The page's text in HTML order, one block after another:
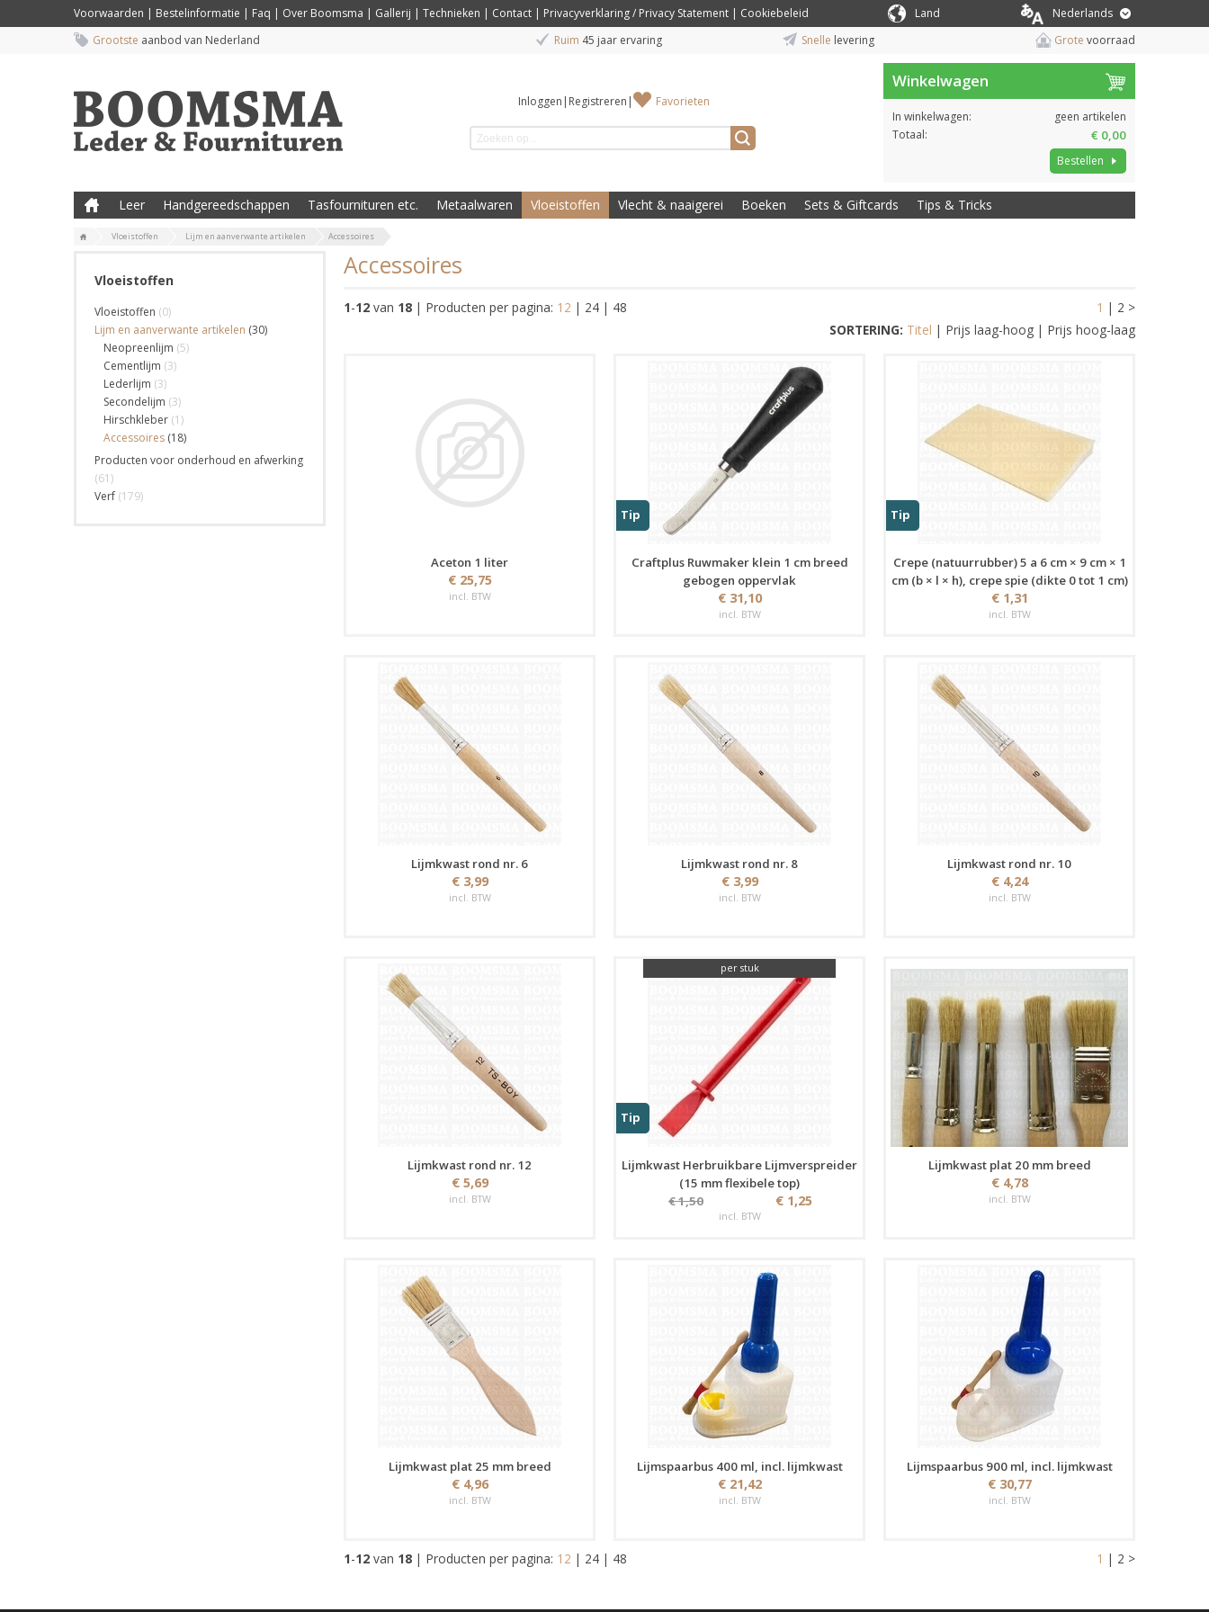
Voorwaarden | Bestelinformatie | Faq | Over Boomsma | Gallerij | Technieken | Contact | Privacyverklaring / Privacy Statement | Cookiebeleid Land
Nederlands
Grootste aanbod van Nederland Ruim 45 jaar ervaring Snelle levering Grote voorraad
Inloggen | Registreren | Favorieten
Winkelwagen
In winkelwagen:
geen artikelen
Totaal:
€ 0,00
Bestellen
Leer Handgereedschappen Tasfournituren etc. Metaalwaren Vloeistoffen Vlecht & naaigerei Boeken Sets & Giftcards Tips & Tricks
Vloeistoffen Lijm en aanverwante artikelen Accessoires
Vloeistoffen
Vloeistoffen (0)
Lijm en aanverwante artikelen (30)
Neopreenlijm (5)
Cementlijm (3)
Lederlijm (3)
Secondelijm (3)
Hirschkleber (1)
Accessoires (18)
Producten voor onderhoud en afwerking
(61)
Verf (179)
Accessoires
1-12 van 18 | Producten per pagina: 12 | 24 | 48 1 | 2 >
SORTERING: Titel | Prijs laag-hoog | Prijs hoog-laag
Aceton 1 liter
€ 25,75
incl. BTW
Tip
Craftplus Ruwmaker klein 1 cm breed
gebogen oppervlak
€ 31,10
incl. BTW
Tip
Crepe (natuurrubber) 5 a 6 cm × 9 cm × 1
cm (b × l × h), crepe spie (dikte 0 tot 1 cm)
€ 1,31
incl. BTW
Lijmkwast rond nr. 6
€ 3,99
incl. BTW
Lijmkwast rond nr. 8
€ 3,99
incl. BTW
Lijmkwast rond nr. 10
€ 4,24
incl. BTW
Lijmkwast rond nr. 12
€ 5,69
incl. BTW
Tip
Lijmkwast Herbruikbare Lijmverspreider
(15 mm flexibele top)
€ 1,50
€ 1,25
incl. BTW
per stuk
Lijmkwast plat 20 mm breed
€ 4,78
incl. BTW
Lijmkwast plat 25 mm breed
€ 4,96
incl. BTW
Lijmspaarbus 400 ml, incl. lijmkwast
€ 21,42
incl. BTW
Lijmspaarbus 900 ml, incl. lijmkwast
€ 30,77
incl. BTW
1-12 van 18 | Producten per pagina: 12 | 24 | 48 1 | 2 >